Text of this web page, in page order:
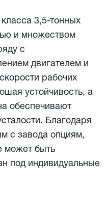
3,5-тонных
и множеством
с
двигателем и
рабочих
устойчивость, а
обеспечивают
Благодаря
с завода опциям,
может быть
под индивидуальные